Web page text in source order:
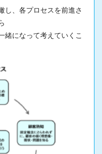
し、各プロセスを前進さ
緒になって考えていくこ